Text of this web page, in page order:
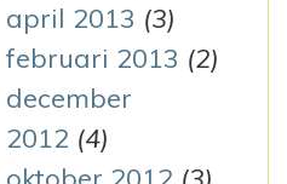
april 2013 (3)
februari 2013 (2)
december
2012 (4)